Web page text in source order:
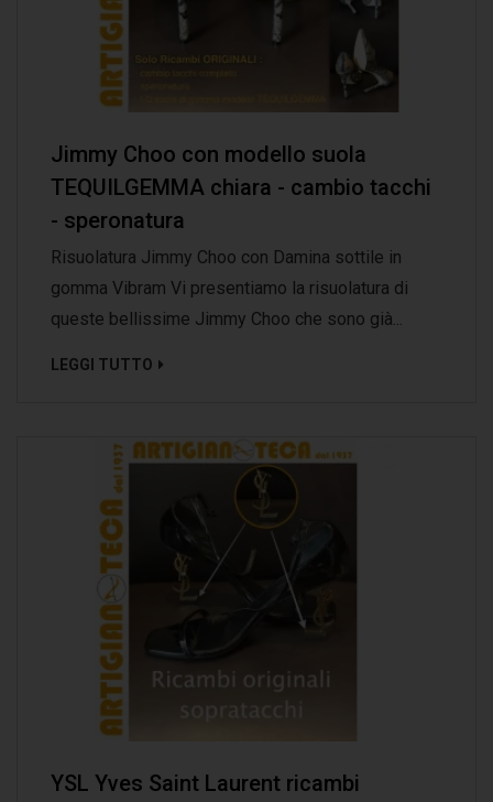
Jimmy Choo con modello suola
TEQUILGEMMA chiara - cambio tacchi
- speronatura
Risuolatura Jimmy Choo con Damina sottile in
gomma Vibram Vi presentiamo la risuolatura di
queste bellissime Jimmy Choo che sono già...
LEGGI TUTTO
YSL Yves Saint Laurent ricambi